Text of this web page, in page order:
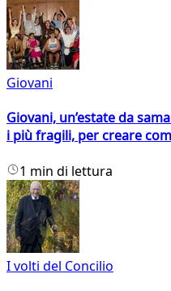
Giovani
Giovani, un’estate da
i più fragili, per creare
1 min di lettura
I volti del Concilio